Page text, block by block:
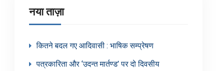
नया ताज़ा
कितने बदल गए आदिवासी : भाषिक सम्प्रेषण
पत्रकारिता और ‘उदन्त मार्तण्ड’ पर दो दिवसीय